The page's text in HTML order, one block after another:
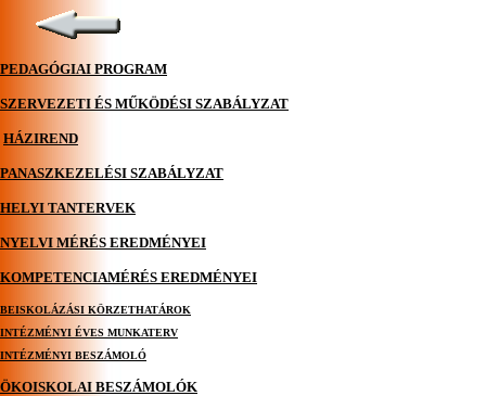
PEDAGÓGIAI PROGRAM
SZERVEZETI ÉS MŰKÖDÉSI SZABÁLYZAT
HÁZIREND
PANASZKEZELÉSI SZABÁLYZAT
HELYI TANTERVEK
NYELVI MÉRÉS EREDMÉNYEI
KOMPETENCIAMÉRÉS EREDMÉNYEI
BEISKOLÁZÁSI KÖRZETHATÁROK
INTÉZMÉNYI ÉVES MUNKATERV
INTÉZMÉNYI BESZÁMOLÓ
ÖKOISKOLAI BESZÁMOLÓK